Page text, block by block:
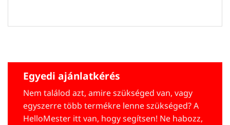
Egyedi ajánlatkérés
Nem találod azt, amire szükséged van, vagy
egyszerre több termékre lenne szükséged? A
HelloMester itt van, hogy segítsen! Ne habozz,